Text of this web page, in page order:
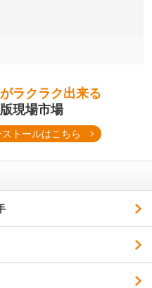
ラクラク出来る
現場市場
ストールはこちら